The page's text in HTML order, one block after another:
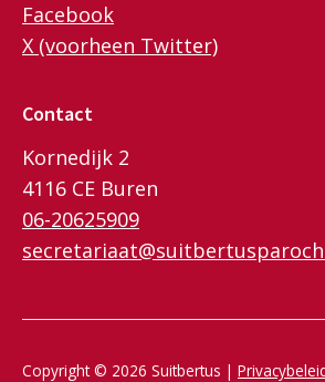
Facebook
X (voorheen Twitter)
Contact
Kornedijk 2
4116 CE Buren
06-20625909
Copyright © 2026 Suitbertus |